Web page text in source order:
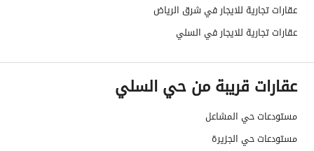
خدمات العقار
تفاصيل اضافية
عمر العقار
عقارات تجارية للايجار في شرق الرياض
عقارات تجارية للايجار في السلي
عقارات قريبة من حي السلي
مستودعات حي المشاعل
مستودعات حي الجزيرة